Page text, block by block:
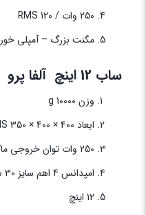
250 وات / 120 RMS
مگنت بزرگ – آمپلی خور
ساب 12 اینچ آلفا پرو
وزن 10000 g
ابعاد 400 × 400 × 350 mm RMS
250 وات توان خروجی ماکزیمم ساب 1000 وات
امپدانس 4 اهم سایز 30 سانتیمتر
12 اینچ